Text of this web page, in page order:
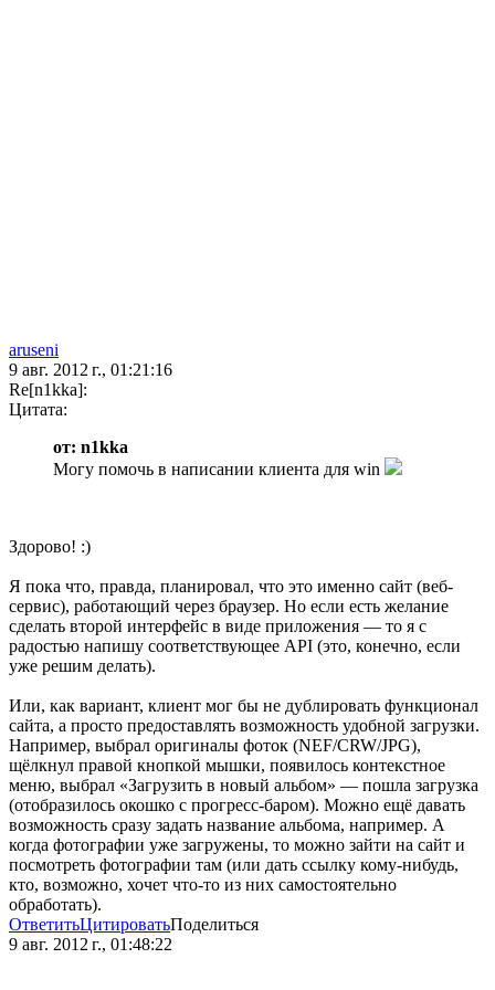
aruseni
9 авг. 2012 г., 01:21:16
Re[n1kka]:
Цитата:
от: n1kka
Могу помочь в написании клиента для win
Здорово! :)
Я пока что, правда, планировал, что это именно сайт (веб-
сервис), работающий через браузер. Но если есть желание
сделать второй интерфейс в виде приложения — то я с
радостью напишу соответствующее API (это, конечно, если
уже решим делать).
Или, как вариант, клиент мог бы не дублировать функционал
сайта, а просто предоставлять возможность удобной загрузки.
Например, выбрал оригиналы фоток (NEF/CRW/JPG),
щёлкнул правой кнопкой мышки, появилось контекстное
меню, выбрал «Загрузить в новый альбом» — пошла загрузка
(отобразилось окошко с прогресс-баром). Можно ещё давать
возможность сразу задать название альбома, например. А
когда фотографии уже загружены, то можно зайти на сайт и
посмотреть фотографии там (или дать ссылку кому-нибудь,
кто, возможно, хочет что-то из них самостоятельно
обработать).
ОтветитьЦитироватьПоделиться
9 авг. 2012 г., 01:48:22